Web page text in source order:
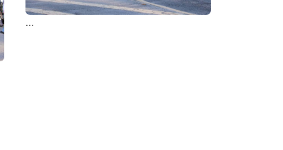
...